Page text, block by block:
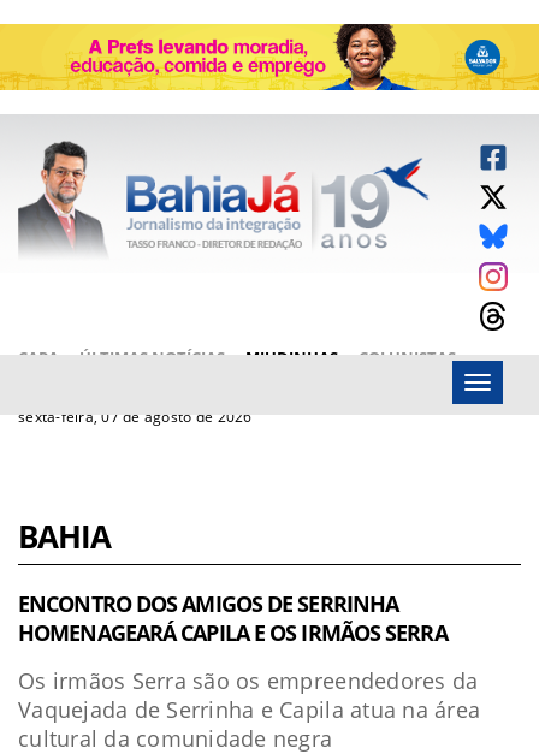
CAPA ÚLTIMAS NOTÍCIAS MIUDINHAS
COLUNISTAS
sexta-feira, 07 de agosto de 2026
Menu
BAHIA
ENCONTRO DOS AMIGOS DE SERRINHA
HOMENAGEARÁ CAPILA E OS IRMÃOS SERRA
Os irmãos Serra são os empreendedores da
Vaquejada de Serrinha e Capila atua na área
cultural da comunidade negra